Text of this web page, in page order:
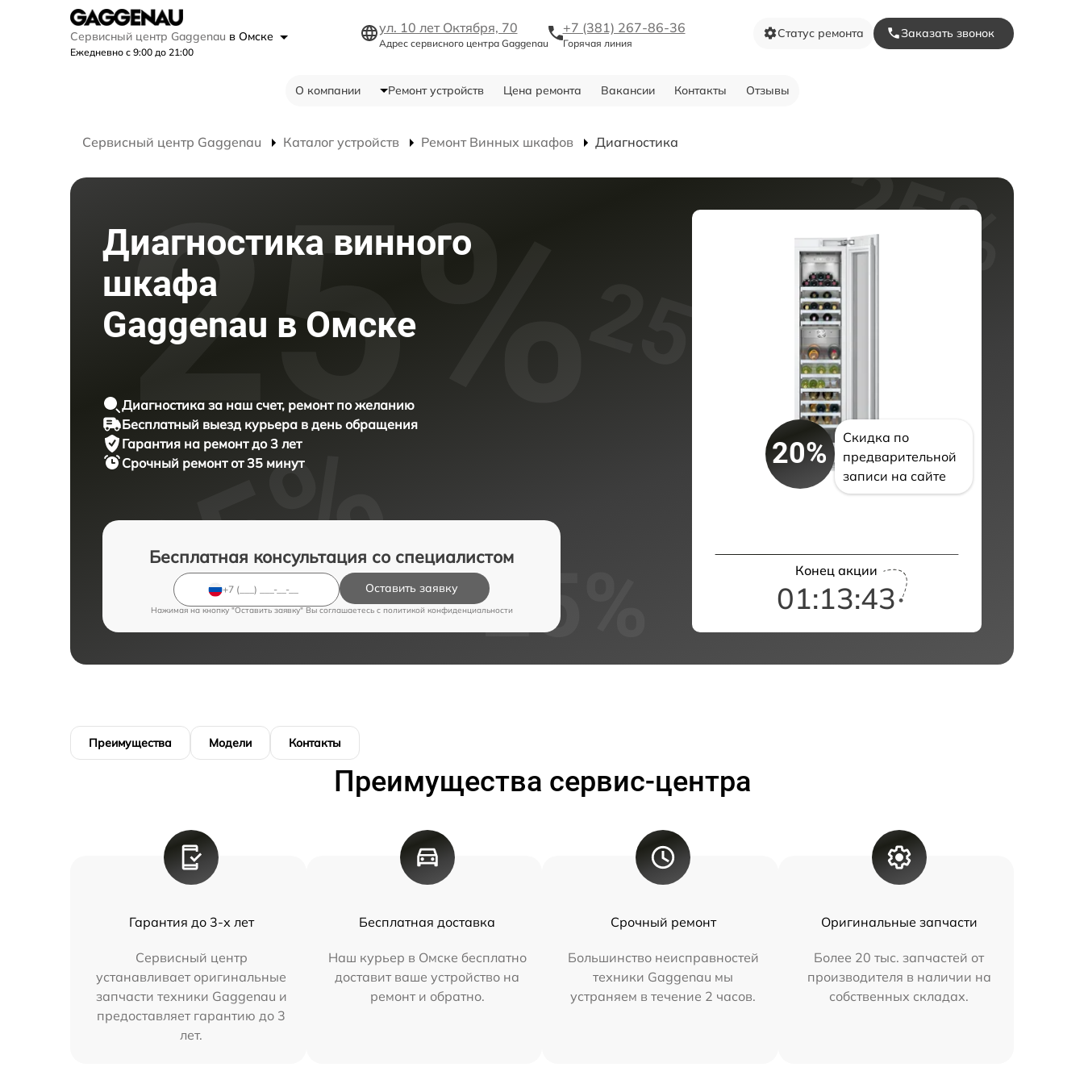
Сервисный центр Gaggenau в Омске
Ежедневно с 9:00 до 21:00
ул. 10 лет Октября, 70
Адрес сервисного центра Gaggenau
+7 (381) 267-86-36
Горячая линия
Статус ремонта Заказать звонок
О компании Ремонт устройств Цена ремонта Вакансии Контакты Отзывы
Сервисный центр Gaggenau Каталог устройств Ремонт Винных шкафов Диагностика
Диагностика винного
шкафа
Gaggenau в Омске
Диагностика за наш счет, ремонт по желанию
Бесплатный выезд курьера в день обращения
Гарантия на ремонт до 3 лет
Срочный ремонт от 35 минут
Бесплатная консультация со специалистом
Оставить заявку
Нажимая на кнопку "Оставить заявку" Вы соглашаетесь c политикой конфиденциальности
20%
Скидка по
предварительной
записи на сайте
Конец акции
01:13:42
Преимущества Модели Контакты
Преимущества сервис-центра
Гарантия до 3-х лет
Сервисный центр
устанавливает оригинальные
запчасти техники Gaggenau и
предоставляет гарантию до 3
лет.
Бесплатная доставка
Наш курьер в Омске бесплатно
доставит ваше устройство на
ремонт и обратно.
Срочный ремонт
Большинство неисправностей
техники Gaggenau мы
устраняем в течение 2 часов.
Оригинальные запчасти
Более 20 тыс. запчастей от
производителя в наличии на
собственных складах.